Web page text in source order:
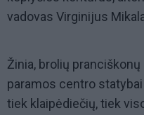
vadovas Virginijus
Žinia, brolių
paramos centro
tiek klaipėdiečių, tiek